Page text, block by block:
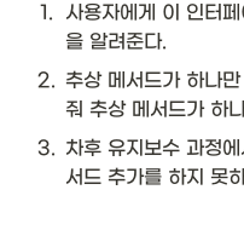
t)
\t
C
1 .
사용자에게 이 인터
을 알려준다.
2. 추상 메서드가 하나
줘 추상 메서드가 하
3. 차후 유지보수 과정
서드 추가를 하지 못